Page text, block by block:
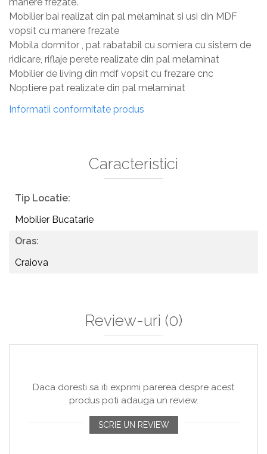
manere frezate.
Mobilier bai realizat din pal melaminat si usi din MDF
vopsit cu manere frezate
Mobila dormitor , pat rabatabil cu somiera cu sistem de
ridicare, riflaje perete realizate din pal melaminat
Mobilier de living din mdf vopsit cu frezare cnc
Noptiere pat realizate din pal melaminat
Informatii conformitate produs
Caracteristici
Tip Locatie:
Mobilier Bucatarie
Oras:
Craiova
Review-uri (0)
Daca doresti sa iti exprimi parerea despre acest
produs poti adauga un review.
SCRIE UN REVIEW